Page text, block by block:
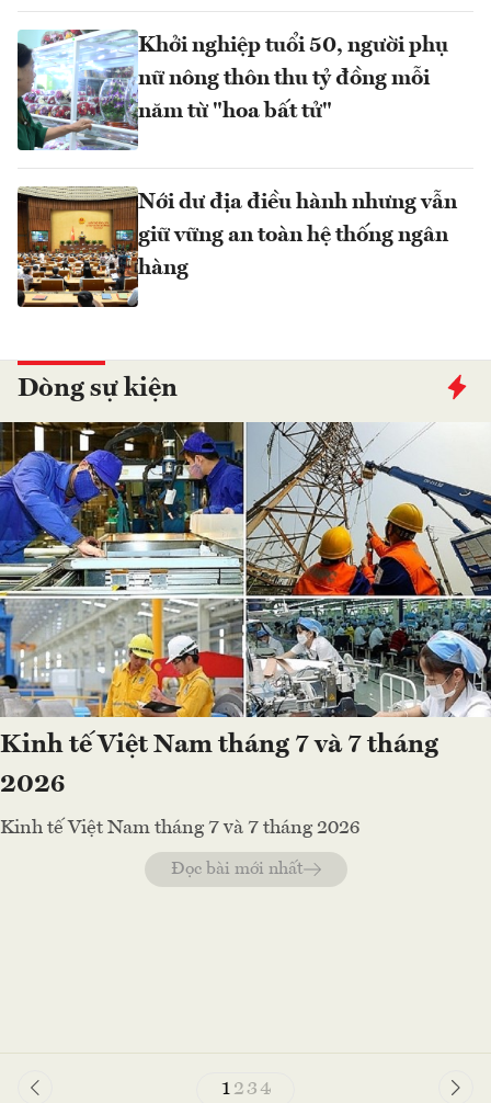
Khởi nghiệp tuổi 50, người phụ
nữ nông thôn thu tỷ đồng mỗi
năm từ "hoa bất tử"
Nới dư địa điều hành nhưng vẫn
giữ vững an toàn hệ thống ngân
hàng
Dòng sự kiện
Kinh tế Việt Nam tháng 7 và 7 tháng
2026
Kinh tế Việt Nam tháng 7 và 7 tháng 2026
Đọc bài mới nhất
1 23 4